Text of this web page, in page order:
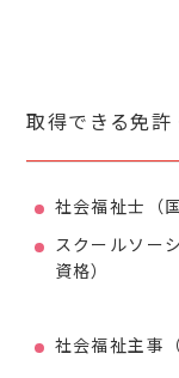
取得できる免許
社会福祉士（
スクールソー
資格）
社会福祉主事